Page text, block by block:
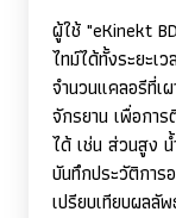
ผู้ใช้ "eKinekt BD
ไทม์ได้ทั้งระยะเ
จำนวนแคลอรีที่เ
จักรยาน เพื่อกา
ได้ เช่น ส่วนสูง
บันทึกประวัติการ
เปรียบเทียบผลลั